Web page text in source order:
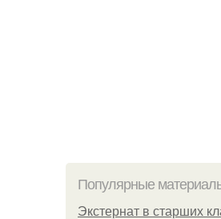
Популярные
Экстернат в старших